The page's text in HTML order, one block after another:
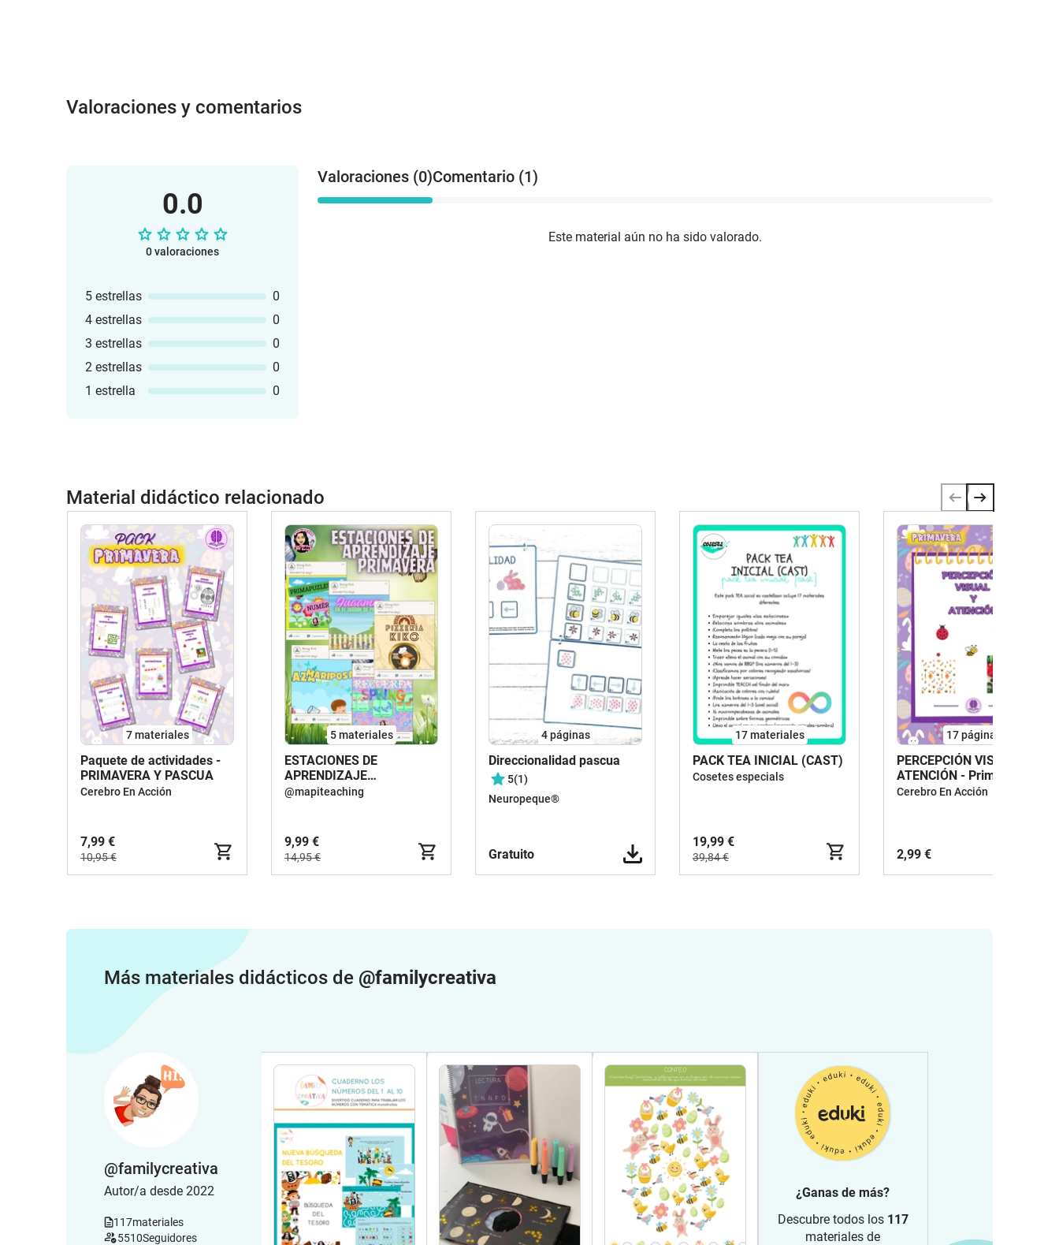
Valoraciones y comentarios
0.0
0 valoraciones
5 estrellas
0
4 estrellas
0
3 estrellas
0
2 estrellas
0
1 estrella
0
Valoraciones (0)Comentario (1)
Este material aún no ha sido valorado.
Material didáctico relacionado
7 materiales
Paquete de actividades -
PRIMAVERA Y PASCUA
Cerebro En Acción
7,99 €
10,95 €
5 materiales
ESTACIONES DE
APRENDIZAJE
PRIMAVERA
@mapiteaching
9,99 €
14,95 €
4páginas
Direccionalidad pascua
5(1)
Neuropeque®
Gratuito
17 materiales
PACK TEA INICIAL (CAST)
Cosetes especials
19,99 €
39,84 €
17páginas
PERCEPCIÓN VISUAL Y
ATENCIÓN - Primavera
Cerebro En Acción
2,99 €
Más materiales didácticos de @familycreativa
@familycreativa
Autor/a desde 2022
117materiales
5510Seguidores
¿Ganas de más?
Descubre todos los 117
materiales de